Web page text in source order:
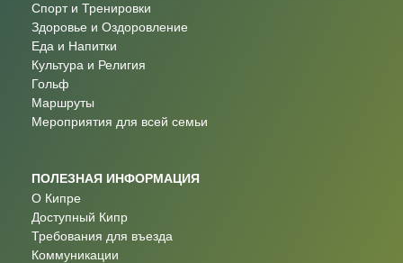
Спорт и Тренировки
Здоровье и Оздоровление
Еда и Напитки
Культура и Религия
Гольф
Маршруты
Мероприятия для всей семьи
ПОЛЕЗНАЯ ИНФОРМАЦИЯ
О Кипре
Доступный Кипр
Требования для въезда
Коммуникации